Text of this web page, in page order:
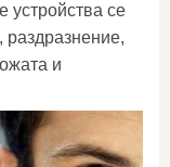
устройства се
раздразнение,
и